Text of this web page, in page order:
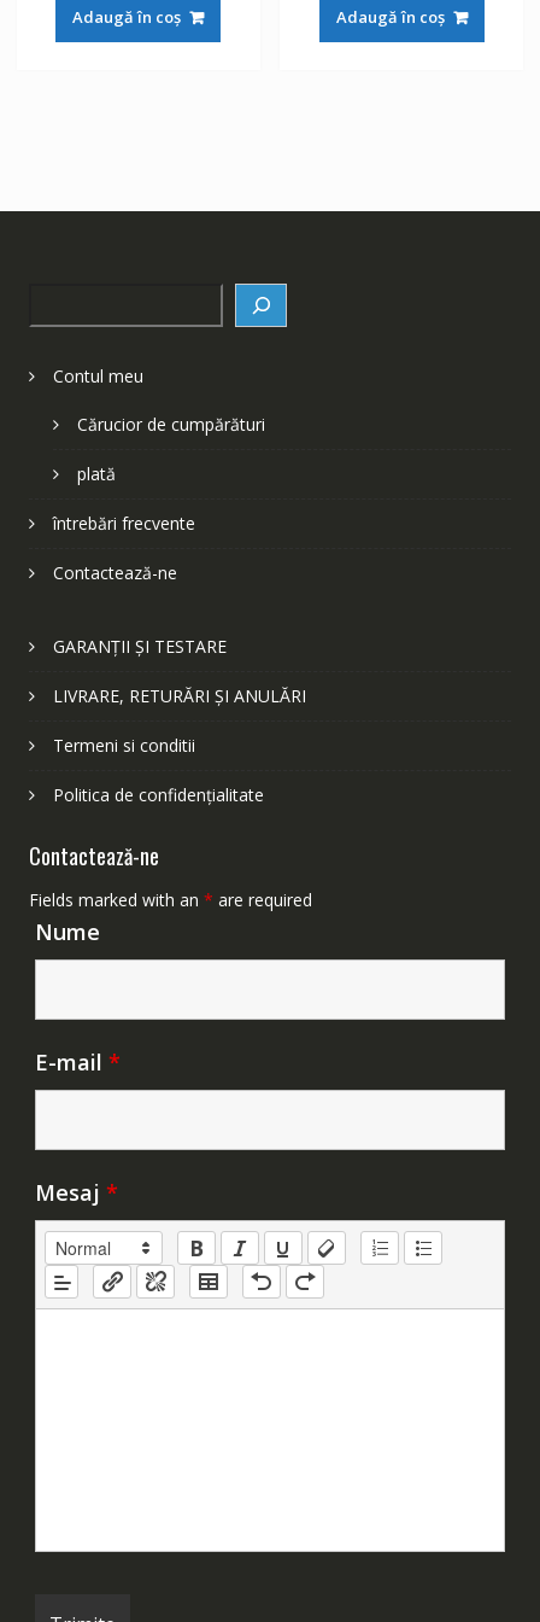
fost:
148 lei.
Adaugă în coș
fost:
148 lei.
Adaugă în coș
Contul meu
Cărucior de cumpărături
plată
întrebări frecvente
Contactează-ne
GARANȚII ȘI TESTARE
LIVRARE, RETURĂRI ȘI ANULĂRI
Termeni si conditii
Politica de confidențialitate
Contactează-ne
Fields marked with an * are required
Nume
E-mail *
Mesaj *